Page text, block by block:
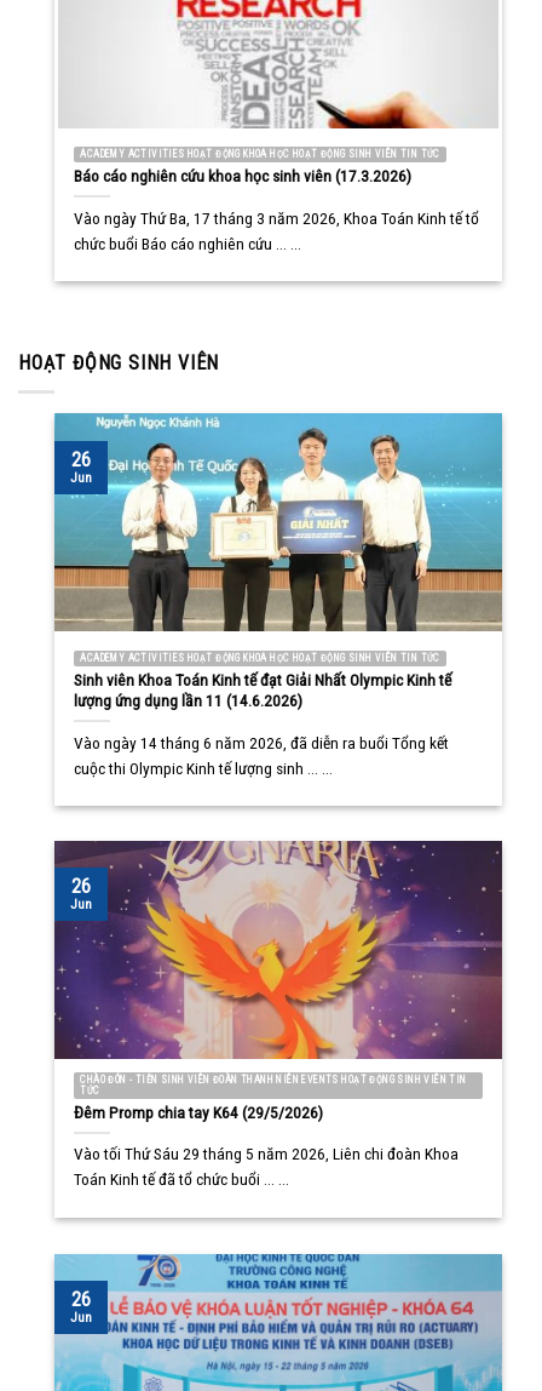
ACADEMY ACTIVITIES HOẠT ĐỘNG KHOA HỌC HOẠT ĐỘNG SINH VIÊN TIN TỨC
Báo cáo nghiên cứu khoa học sinh viên (17.3.2026)
Vào ngày Thứ Ba, 17 tháng 3 năm 2026, Khoa Toán Kinh tế tổ
chức buổi Báo cáo nghiên cứu ... ...
HOẠT ĐỘNG SINH VIÊN
ACADEMY ACTIVITIES HOẠT ĐỘNG KHOA HỌC HOẠT ĐỘNG SINH VIÊN TIN TỨC
Sinh viên Khoa Toán Kinh tế đạt Giải Nhất Olympic Kinh tế
lượng ứng dụng lần 11 (14.6.2026)
Vào ngày 14 tháng 6 năm 2026, đã diễn ra buổi Tổng kết
cuộc thi Olympic Kinh tế lượng sinh ... ...
26
Jun
CHÀO ĐÓN - TIỄN SINH VIÊN ĐOÀN THANH NIÊN EVENTS HOẠT ĐỘNG SINH VIÊN TIN
TỨC
Đêm Promp chia tay K64 (29/5/2026)
Vào tối Thứ Sáu 29 tháng 5 năm 2026, Liên chi đoàn Khoa
Toán Kinh tế đã tổ chức buổi ... ...
26
Jun
26
Jun